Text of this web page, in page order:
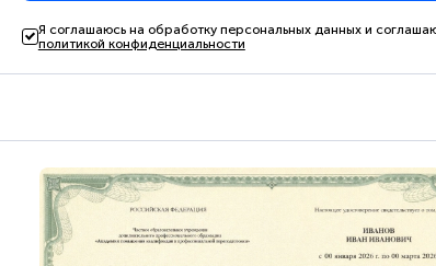
Я соглашаюсь на обработку персональных данных и
политикой конфиденциальности